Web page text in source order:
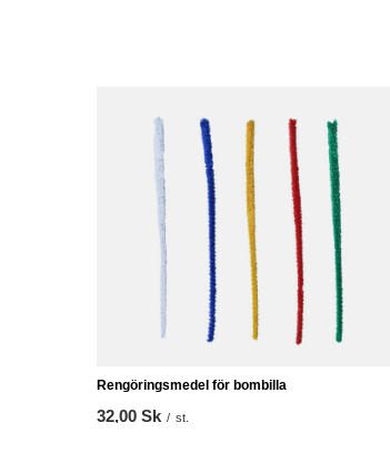
Rengöringsmedel för bombilla
32,00 Sk / st.